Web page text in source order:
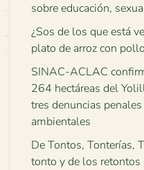
sobre educación,
¿Sos de los que está
plato de arroz con
SINAC-ACLAC
264 hectáreas del
tres denuncias
ambientales
De Tontos, Tonterías,
tonto y de los retontos